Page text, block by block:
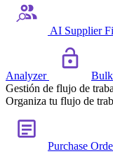
AI Supplier
Analyzer
Gestión de flujo de
Organiza tu flujo de
Purchase